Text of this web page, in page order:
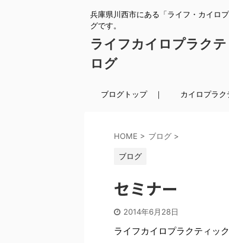
兵庫県川西市にある「ライフ・カイロ
グです。
ライフカイロプラク
ログ
ブログトップ ｜ カイロプラ
HOME > ブログ >
ブログ
セミナー
2014年6月28日
ライフカイロプラクティッ